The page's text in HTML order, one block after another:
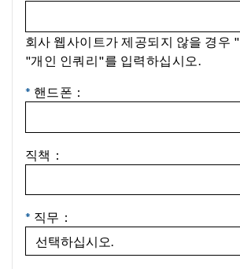
회사 웹사이트가 제공되지 않을 경우
"개인 인쿼리"를 입력하십시오.
* 핸드폰：
직책：
* 직무：